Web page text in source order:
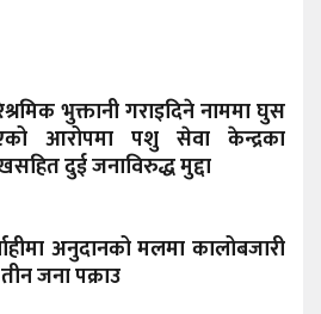
भुक्तानी गराइदिने नाममा घुस
आरोपमा पशु सेवा केन्द्रका
दुई जनाविरुद्ध मुद्दा
अनुदानको मलमा कालोबजारी
जना पक्राउ